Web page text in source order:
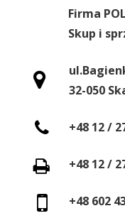
Firma
Skup i
32-050
+48 12 /
+48 12 /
+48 602